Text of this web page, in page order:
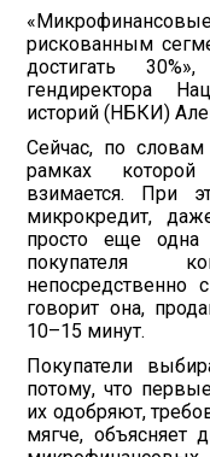
рискованным
достигать
гендиректора
историй (НБКИ)
Сейчас, по
рамках
взимается. При
микрокредит,
просто еще одна
покупателя
говорит она,
10–15 минут.
Покупатели
потому, что
их одобряют,
мягче, объясняет